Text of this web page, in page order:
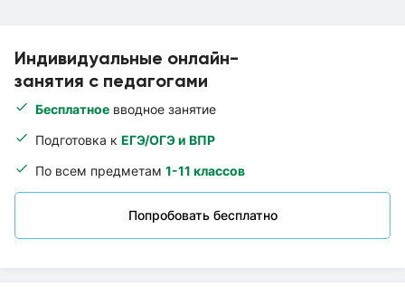
Индивидуальные онлайн-
занятия с педагогами
Бесплатное вводное занятие
Подготовка к ЕГЭ/ОГЭ и ВПР
По всем предметам 1-11 классов
Попробовать бесплатно